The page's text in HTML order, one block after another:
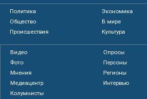
Политика
Экономика
Общество
В мире
Происшествия
Культура
Видео
Опросы
Фото
Персоны
Мнения
Регионы
Медиацентр
Интервью
Колумнисты